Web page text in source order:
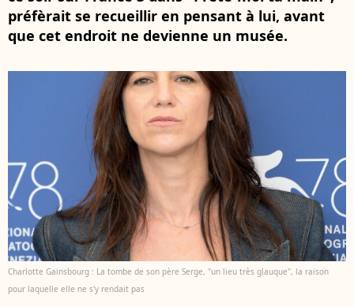
préfèrait se recueillir en pensant à lui, avant
que cet endroit ne devienne un musée.
Charlotte Gainsbourg : La tombe de son père Serge, "un lieu très glauque", la raison
pour laquelle elle ne s'y rendait pas